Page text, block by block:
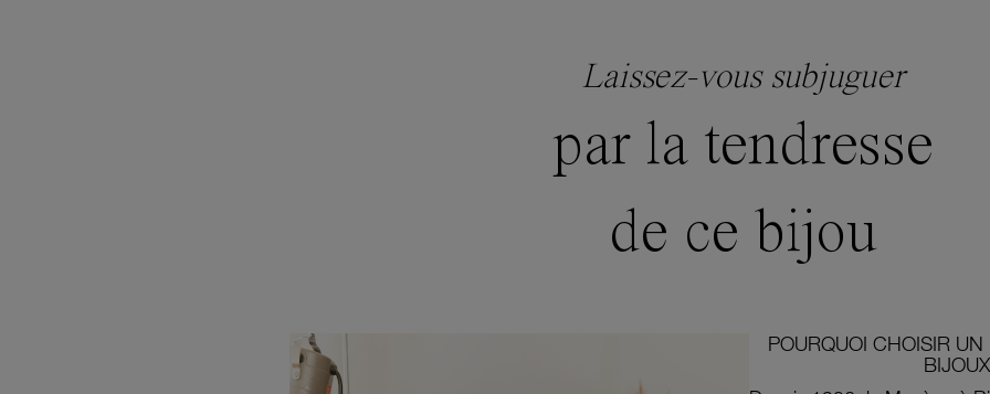
Laissez-vous subjuguer
par la tendresse
de ce bijou
POURQUOI CHOISIR